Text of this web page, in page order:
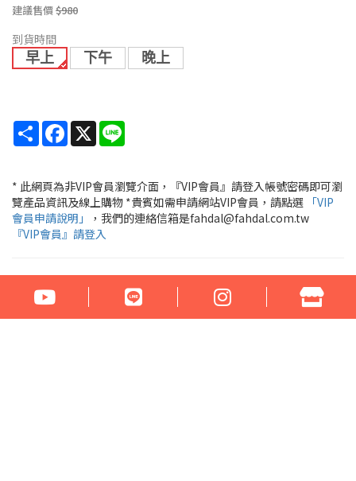
建議售價$980
到貨時間
早上
下午 晚上
Share Facebook
X
* 此網頁為非VIP會員瀏覽介面，『VIP會員』請登入帳號密碼即可瀏
覽產品資訊及線上購物 *貴賓如需申請網站VIP會員，請點選 「VIP
會員申請說明」
，我們的連絡信箱是fahdal@fahdal.com.tw
『VIP會員』請登入